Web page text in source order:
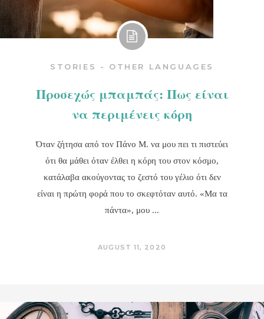
STORIES - OTHER LANGUAGES
Προσεχώς μπαμπάς: Πως είναι
να περιμένεις κόρη
Όταν ζήτησα από τον Πάνο Μ. να μου πει τι πιστεύει
ότι θα μάθει όταν έλθει η κόρη του στον κόσμο,
κατάλαβα ακούγοντας το ζεστό του γέλιο ότι δεν
είναι η πρώτη φορά που το σκεφτόταν αυτό. «Μα τα
πάντα», μου
AUGUST 11, 2020